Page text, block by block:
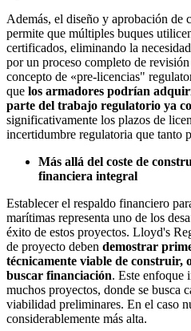
Además, el diseño y aprobación de
permite que múltiples buques
certificados, eliminando la
por un proceso completo de
concepto de «pre-licencias"
que los armadores podrían
parte del trabajo regulatorio ya
significativamente los plazos de
incertidumbre regulatoria que tanto
Más allá del coste de
financiera integral
Establecer el respaldo financiero
marítimas representa uno de los
éxito de estos proyectos. Lloyd's
de proyecto deben demostrar
técnicamente viable de construir,
buscar financiación. Este enfoque
muchos proyectos, donde se busca
viabilidad preliminares. En el caso
considerablemente más alta.